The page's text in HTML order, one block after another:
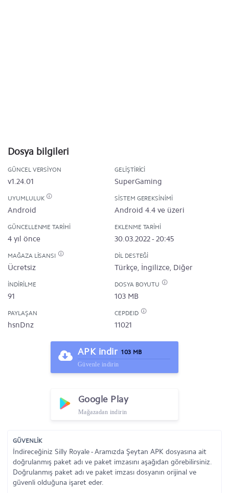
Dosya bilgileri
GÜNCEL VERSIYON
v1.24.01
GELIŞTIRICI
SuperGaming
UYUMLULUK
Android
SISTEM GEREKSINIMI
Android 4.4 ve üzeri
GÜNCELLENME TARIHI
4 yıl önce
EKLENME TARIHI
30.03.2022 - 20:45
MAĞAZA LISANSI
Ücretsiz
DIL DESTEĞI
Türkçe, İngilizce, Diğer
İNDIRILME
91
DOSYA BOYUTU
103 MB
PAYLAŞAN
hsnDnz
CEPDEID
11021
APK indir 103 MB
Güvenle indirin
Google Play
Mağazadan indirin
GÜVENLİK
İndireceğiniz Silly Royale - Aramızda Şeytan APK dosyasına ait
doğrulanmış paket adı ve paket imzasını aşağıdan görebilirsiniz.
Doğrulanmış paket adı ve paket imzası dosyanın orijinal ve
güvenli olduğuna işaret eder.